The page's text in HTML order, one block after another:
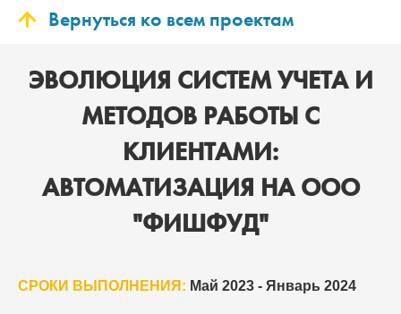
Вернуться ко всем проектам
ЭВОЛЮЦИЯ СИСТЕМ УЧЕТА И
МЕТОДОВ РАБОТЫ С
КЛИЕНТАМИ:
АВТОМАТИЗАЦИЯ НА ООО
"ФИШФУД"
СРОКИ ВЫПОЛНЕНИЯ: Май 2023 - Январь 2024